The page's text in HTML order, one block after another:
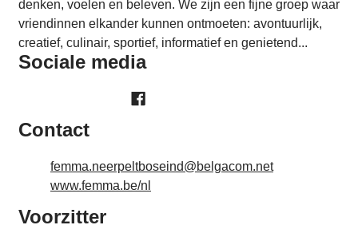
denken, voelen en beleven. We zijn een fijne groep waar
vriendinnen elkander kunnen ontmoeten: avontuurlijk,
creatief, culinair, sportief, informatief en genietend...
Sociale media
Contact
E-mailfemma.neerpeltboseind@belgacom.net
Websitewww.femma.be/nl
Voorzitter